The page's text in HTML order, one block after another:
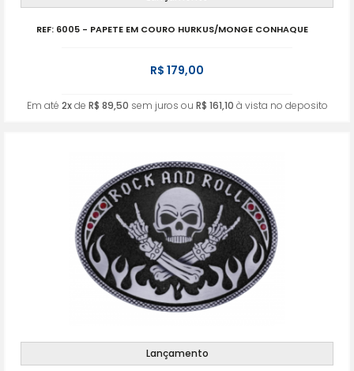
REF: 6005 - PAPETE EM COURO HURKUS/MONGE CONHAQUE
R$ 179,00
Em até 2xde R$ 89,50 sem juros ou R$ 161,10 à vista no deposito
Lançamento